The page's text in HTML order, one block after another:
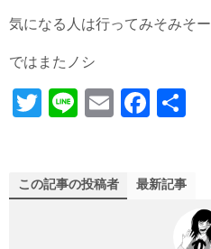
気になる人は行ってみそみそー
ではまたノシ
T
r
Li
E
Fa
ok
この記事の投稿者 最新記事